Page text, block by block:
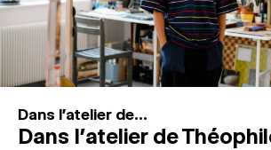
Recherche
Connexion
Dans l'atelier de...
Dans l’atelier de